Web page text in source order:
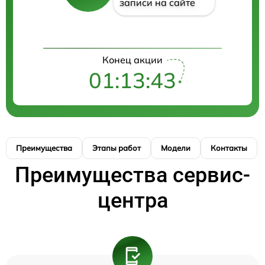
Конец акции
01:13:43
Преимущества Этапы работ Модели Контакты
Преимущества сервис-
центра